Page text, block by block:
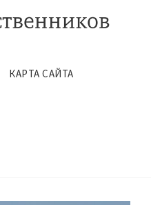
КАРТА САЙТАВ ГОА